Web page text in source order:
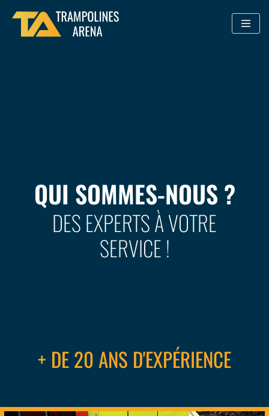
QUI SOMMES-NOUS ?
DES EXPERTS À VOTRE
SERVICE !
+ DE 20 ANS D'EXPÉRIENCE